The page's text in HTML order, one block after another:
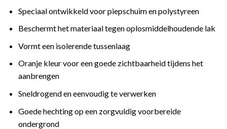
Speciaal ontwikkeld voor piepschuim en polystyreen
Beschermt het materiaal tegen oplosmiddelhoudende lak
Vormt een isolerende tussenlaag
Oranje kleur voor een goede zichtbaarheid tijdens het
aanbrengen
Sneldrogend en eenvoudig te verwerken
Goede hechting op een zorgvuldig voorbereide
ondergrond